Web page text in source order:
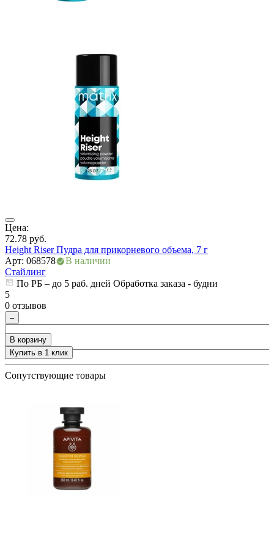
Цена:
72.78 руб.
Height Riser Пудра для прикорневого объема, 7 г
Арт: 068578
В наличии
Стайлинг
По РБ – до 5 раб. дней Обработка заказа - будни
5
0 отзывов
–
+
В корзину
Купить в 1 клик
Сопутствующие товары